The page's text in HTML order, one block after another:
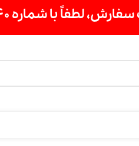
تماس بگیرید »»